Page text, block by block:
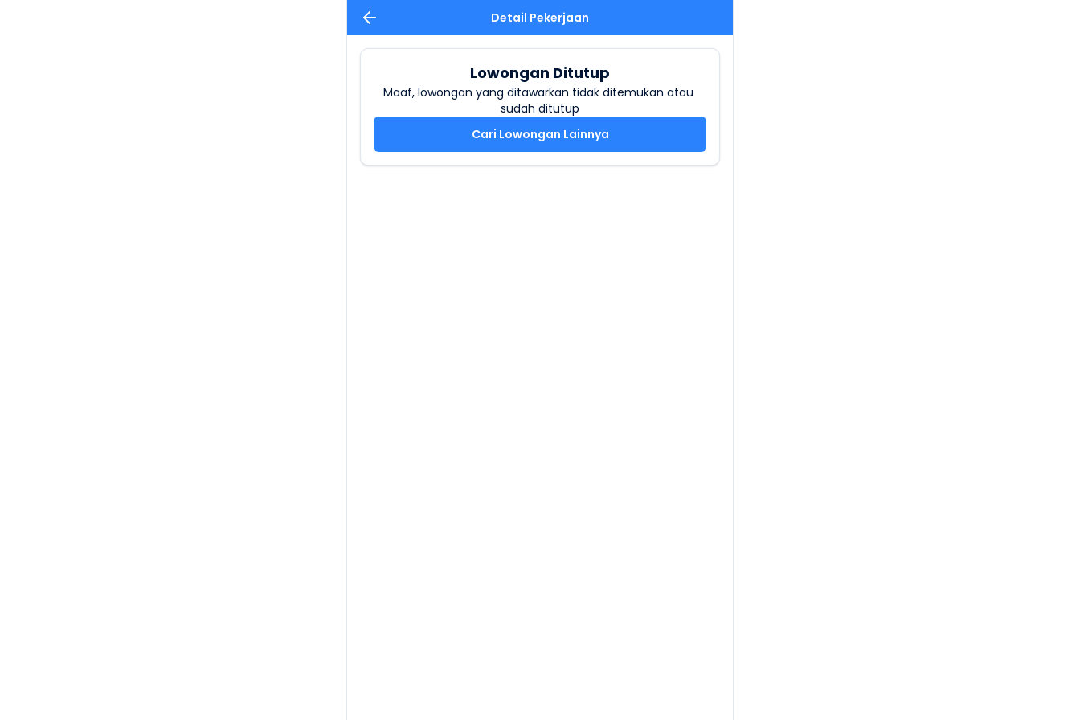
Detail Pekerjaan
Lowongan Ditutup
Maaf, lowongan yang ditawarkan tidak ditemukan atau
sudah ditutup
Cari Lowongan Lainnya